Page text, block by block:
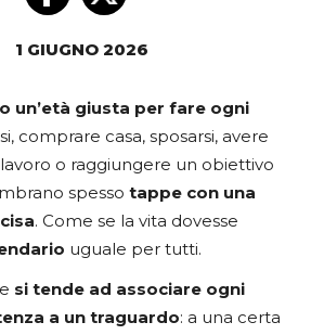
1 GIUGNO 2026
un’età giusta per fare ogni
comprare casa, sposarsi, avere
o raggiungere un obiettivo
spesso tappe con una
. Come se la vita dovesse
uguale per tutti.
si tende ad associare ogni
a un traguardo: a una certa